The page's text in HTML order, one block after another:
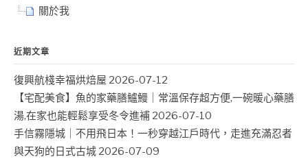
關於我
近期文章
復興航棧幸福烘焙屋 2026-07-12
【宅配美食】魚的家藥膳鱸鰻｜常溫保存超方便,一碗暖心藥膳
湯,在家也能輕鬆享受冬令進補 2026-07-10
手信霧隱城｜不用飛日本！一秒穿越江戶時代，走進充滿忍者
與天狗的日式古城 2026-07-09